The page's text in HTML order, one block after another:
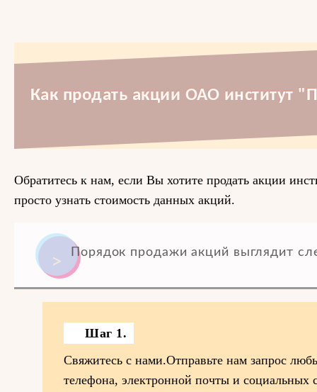
Как продать акции ОАО институт
Обратитесь к нам, если Вы хотите продать акции
просто узнать стоимость данных акций.
Порядок продажи акций выглядит
Шаг 1.
Свяжитесь с нами.Отправьте нам запрос
телефона, электронной почты и социальных